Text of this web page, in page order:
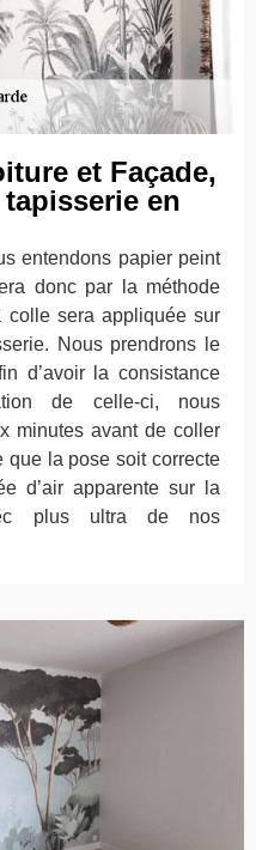
et Façade,
en
entendons papier peint
donc par la méthode
colle sera appliquée sur
Nous prendrons le
d’avoir la consistance
de celle-ci, nous
minutes avant de coller
que la pose soit correcte
d’air apparente sur la
plus ultra de nos